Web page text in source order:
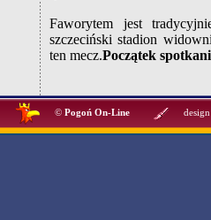
Faworytem jest
szczeciński stadion
ten mecz.Początek
© Pogoń On-Line